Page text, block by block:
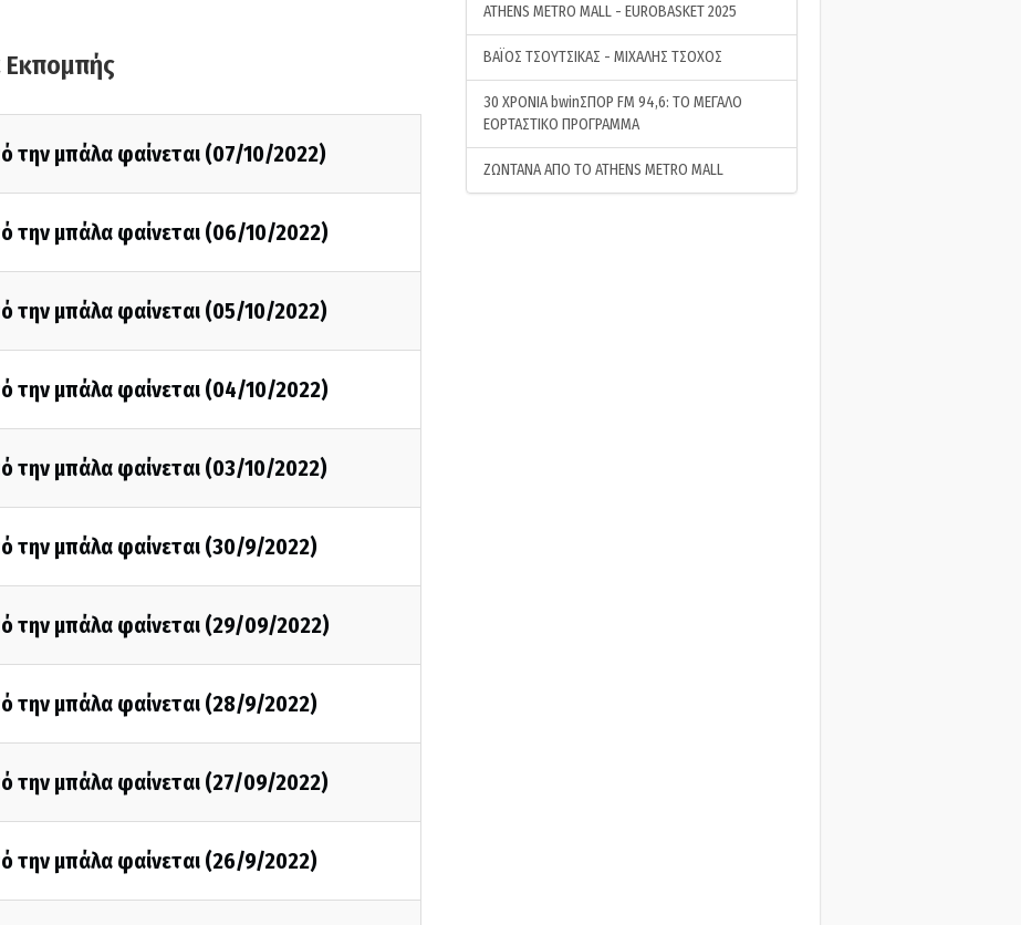
Εκπομπής
την μπάλα φαίνεται (07/10/2022)
την μπάλα φαίνεται (06/10/2022)
την μπάλα φαίνεται (05/10/2022)
την μπάλα φαίνεται (04/10/2022)
την μπάλα φαίνεται (03/10/2022)
την μπάλα φαίνεται (30/9/2022)
την μπάλα φαίνεται (29/09/2022)
την μπάλα φαίνεται (28/9/2022)
την μπάλα φαίνεται (27/09/2022)
την μπάλα φαίνεται (26/9/2022)
ATHENS METRO MALL - EUROBASKET 2025
ΒΑΪΟΣ ΤΣΟΥΤΣΙΚΑΣ - ΜΙΧΑΛΗΣ ΤΣΟΧΟΣ
30 ΧΡΟΝΙΑ bwinΣΠΟΡ FM 94,6: ΤΟ ΜΕΓΑΛΟ
ΕΟΡΤΑΣΤΙΚΟ ΠΡΟΓΡΑΜΜΑ
ΖΩΝΤΑΝΑ ΑΠΟ ΤΟ ATHENS METRO MALL